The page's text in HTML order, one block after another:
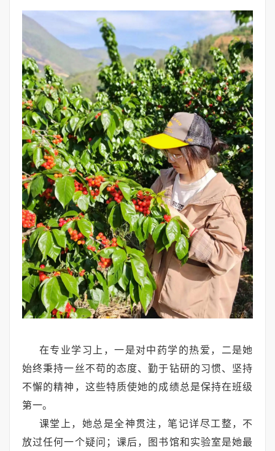
在专业学习上，一是对中药学的热爱，二是她
始终秉持一丝不苟的态度、勤于钻研的习惯、坚持
不懈的精神，这些特质使她的成绩总是保持在班级
第一。
课堂上，她总是全神贯注，笔记详尽工整，不
放过任何一个疑问；课后，图书馆和实验室是她最